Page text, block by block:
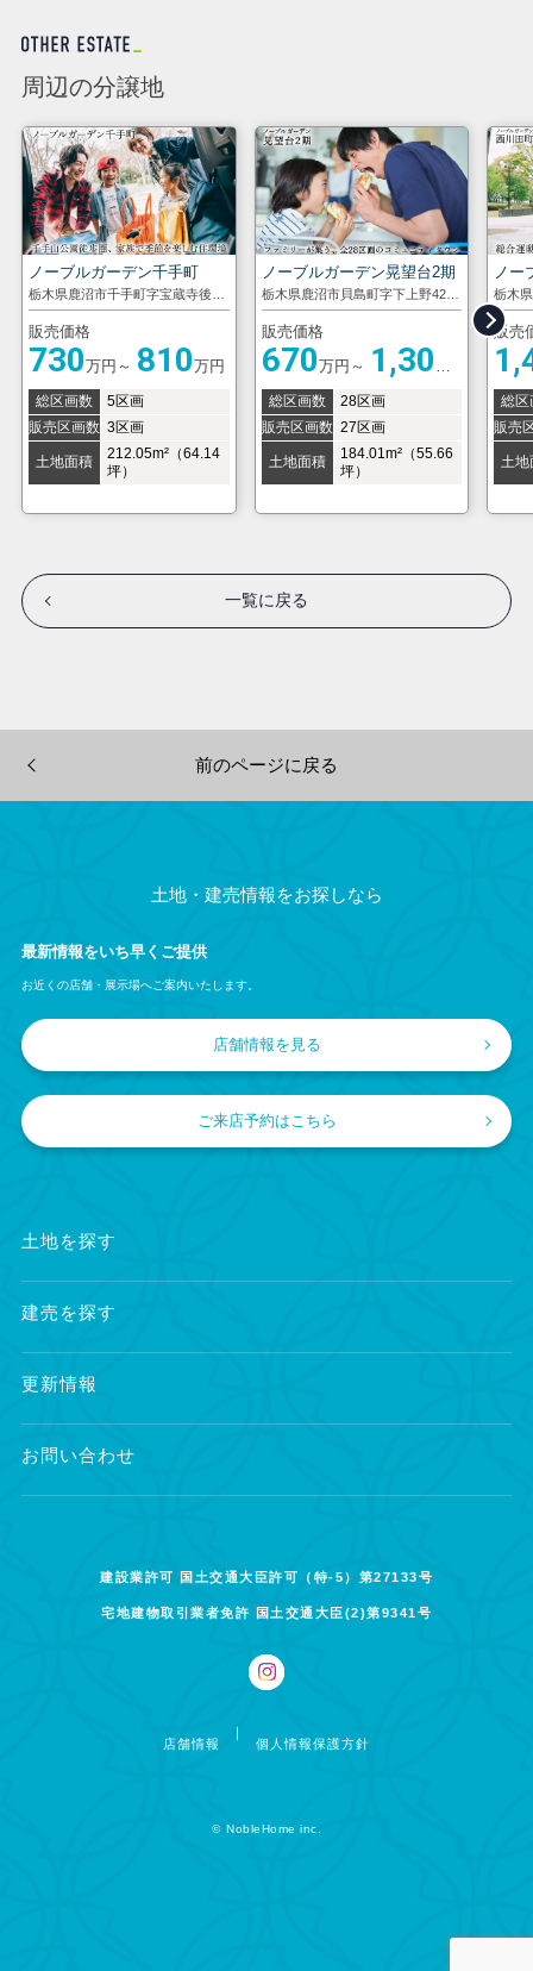
周辺の分譲地
ノーブルガーデン千手町
販売価格
730万円～ 810万円
総区画数
5区画
販売区画数 3区画
土地面積
212.05m²（64.14
坪）
ノーブルガーデン晃望台2期
栃木県鹿沼市貝島町字下上野424番1外
販売価格
670万円～ 1,300
万円
総区画数
28区画
販売区画数 27区画
土地面積
184.01m²（55.66
坪）
ノー
販売
総区
販売
土地
一覧に戻る
前のページに戻る
土地・建売情報をお探しなら
最新情報をいち早くご提供
お近くの店舗・展示場へご案内いたします。
店舗情報を見る
ご来店予約はこちら
土地を探す
建売を探す
更新情報
お問い合わせ
建設業許可 国土交通大臣許可（特-5）第27133号
宅地建物取引業者免許 国土交通大臣(2)第9341号
店舗情報 個人情報保護方針
© NobleHome inc.